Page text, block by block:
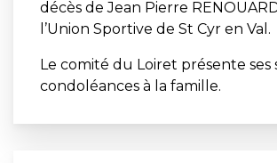
décès de Jean Pierre
l’Union Sportive de St Cyr en Val.
Le comité du Loiret présente ses
condoléances à la famille.